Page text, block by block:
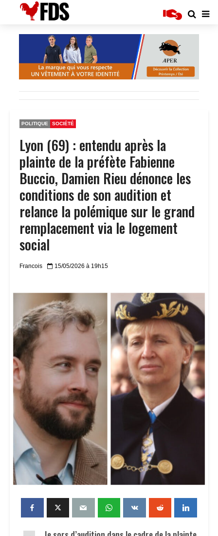
POLITIQUE SOCIÉTÉ
Lyon (69) : entendu après la
plainte de la préfète Fabienne
Buccio, Damien Rieu dénonce les
conditions de son audition et
relance la polémique sur le grand
remplacement via le logement
social
Francois 15/05/2026 à 19h15